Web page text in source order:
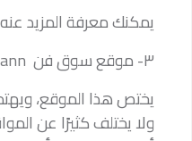
يمكنك معرفة المزيد
٣- موقع سوق فن souk fann
يختص هذا الموقع،
ولا يختلف كثيرًا عن